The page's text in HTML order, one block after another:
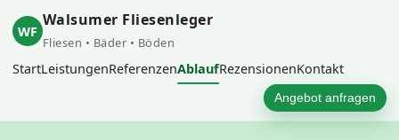
WF
Walsumer Fliesenleger
Fliesen • Bäder • Böden
StartLeistungenReferenzenAblaufRezensionenKontakt
Angebot anfragen